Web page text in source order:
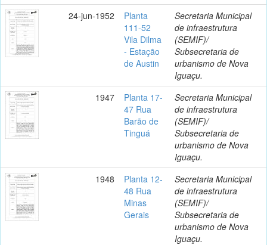
24-jun-1952
Planta
111-52
Vila Dilma
- Estação
de Austin
Secretaria Municipal
de infraestrutura
(SEMIF)/
Subsecretaria de
urbanismo de Nova
Iguaçu.
1947
Planta 17-
47 Rua
Barão de
Tinguá
Secretaria Municipal
de infraestrutura
(SEMIF)/
Subsecretaria de
urbanismo de Nova
Iguaçu.
1948
Planta 12-
48 Rua
Minas
Gerais
Secretaria Municipal
de infraestrutura
(SEMIF)/
Subsecretaria de
urbanismo de Nova
Iguaçu.